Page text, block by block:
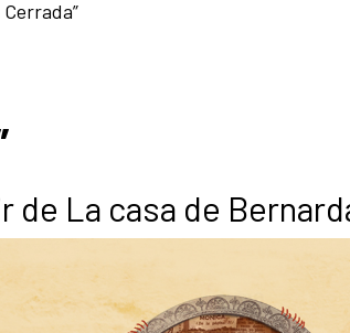
Cerrada”
de La casa de